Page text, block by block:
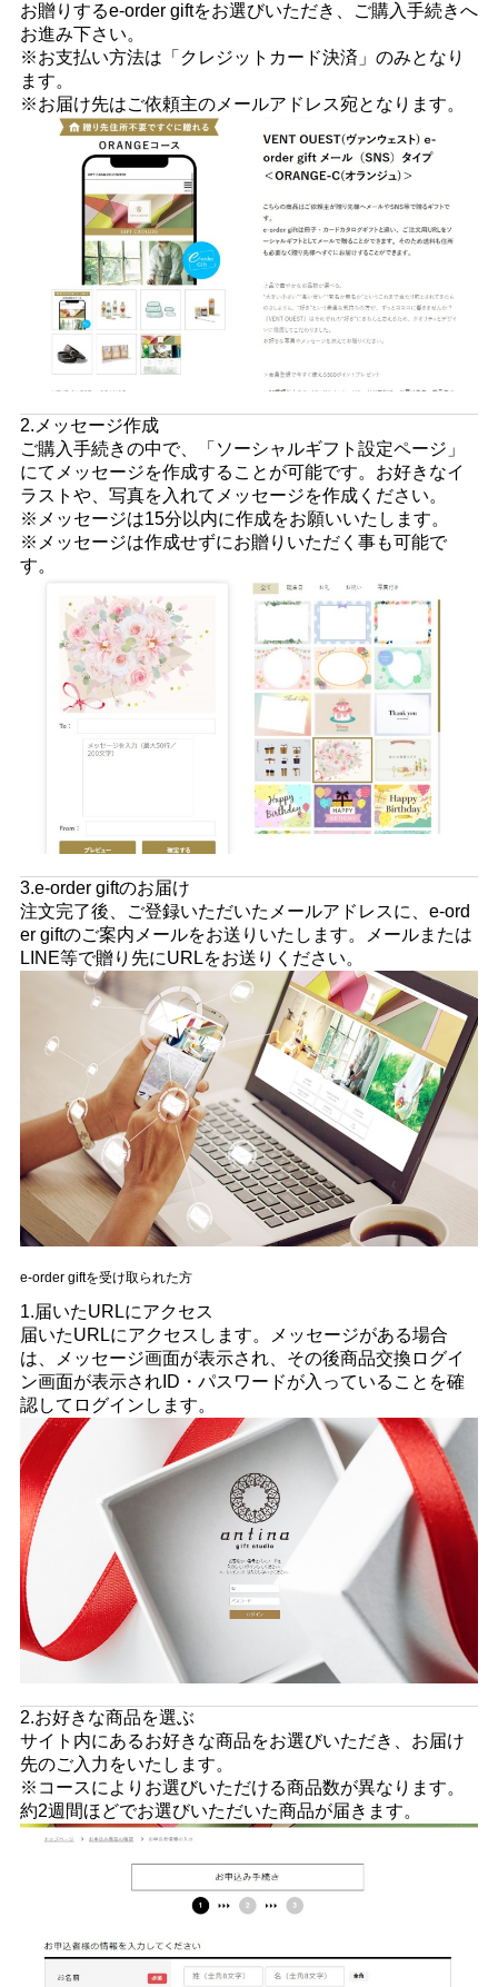
お贈りするe-order giftをお選びいただき、ご購入手続きへ
お進み下さい。
※お支払い方法は「クレジットカード決済」のみとなり
ます。
※お届け先はご依頼主のメールアドレス宛となります。
2.メッセージ作成
ご購入手続きの中で、「ソーシャルギフト設定ページ」
にてメッセージを作成することが可能です。お好きなイ
ラストや、写真を入れてメッセージを作成ください。
※メッセージは15分以内に作成をお願いいたします。
※メッセージは作成せずにお贈りいただく事も可能で
す。
3.e-order giftのお届け
注文完了後、ご登録いただいたメールアドレスに、e-ord
er giftのご案内メールをお送りいたします。メールまたは
LINE等で贈り先にURLをお送りください。
e-order giftを受け取られた方
1.届いたURLにアクセス
届いたURLにアクセスします。メッセージがある場合
は、メッセージ画面が表示され、その後商品交換ログイ
ン画面が表示されID・パスワードが入っていることを確
認してログインします。
2.お好きな商品を選ぶ
サイト内にあるお好きな商品をお選びいただき、お届け
先のご入力をいたします。
※コースによりお選びいただける商品数が異なります。
約2週間ほどでお選びいただいた商品が届きます。